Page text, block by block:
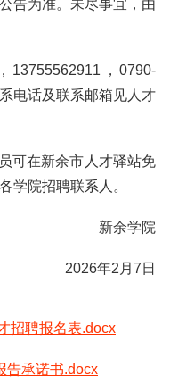
告为准。未尽事宜，由
，0790-
电话及联系邮箱见人才
可在新余市人才驿站免
学院招聘联系人。
新余学院
2026年2月7日
招聘报名表.docx
告承诺书.docx